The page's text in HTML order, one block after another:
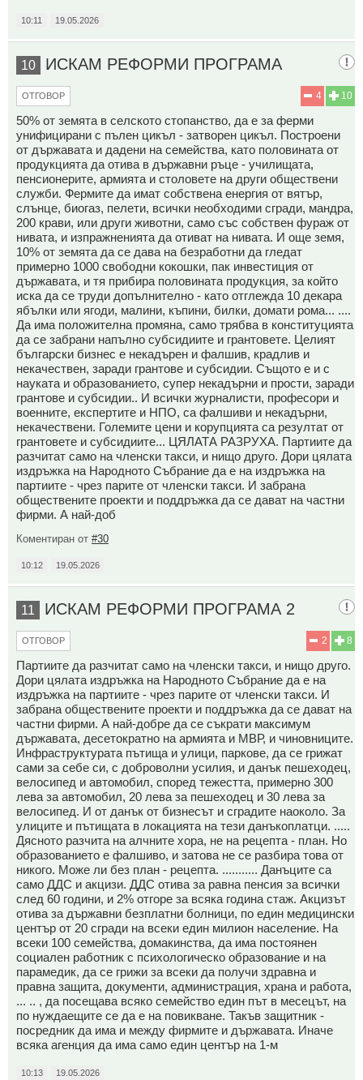
10:11 19.05.2026
10 ИСКАМ РЕФОРМИ ПРОГРАМА
10
4
ОТГОВОР
50% от земята в селското стопанство, да е за ферми
унифицирани с пълен цикъл - затворен цикъл. Построени
от държавата и дадени на семейства, като половината от
продукцията да отива в държавни ръце - училищата,
пенсионерите, армията и столовете на други обществени
служби. Фермите да имат собствена енергия от вятър,
слънце, биогаз, пелети, всички необходими сгради, мандра,
200 крави, или други животни, само със собствен фураж от
нивата, и изпражненията да отиват на нивата. И още земя,
10% от земята да се дава на безработни да гледат
примерно 1000 свободни кокошки, пак инвестиция от
държавата, и тя прибира половината продукция, за който
иска да се труди допълнително - като отглежда 10 декара
ябълки или ягоди, малини, къпини, билки, домати рома... ....
Да има положителна промяна, само трябва в конституцията
да се забрани напълно субсидиите и грантовете. Целият
български бизнес е некадърен и фалшив, крадлив и
некачествен, заради грантове и субсидии. Същото е и с
науката и образованието, супер некадърни и прости, заради
грантове и субсидии.. И всички журналисти, професори и
военните, експертите и НПО, са фалшиви и некадърни,
некачествени. Големите цени и корупцията са резултат от
грантовете и субсидиите... ЦЯЛАТА РАЗРУХА. Партиите да
разчитат само на членски такси, и нищо друго. Дори цялата
издръжка на Народното Събрание да е на издръжка на
партиите - чрез парите от членски такси. И забрана
обществените проекти и поддръжка да се дават на частни
фирми. А най-доб
Коментиран от #30
10:12 19.05.2026
11 ИСКАМ РЕФОРМИ ПРОГРАМА 2
8
2
ОТГОВОР
Партиите да разчитат само на членски такси, и нищо друго.
Дори цялата издръжка на Народното Събрание да е на
издръжка на партиите - чрез парите от членски такси. И
забрана обществените проекти и поддръжка да се дават на
частни фирми. А най-добре да се съкрати максимум
държавата, десетократно на армията и МВР, и чиновниците.
Инфраструктурата пътища и улици, паркове, да се грижат
сами за себе си, с доброволни усилия, и данък пешеходец,
велосипед и автомобил, според тежестта, примерно 300
лева за автомобил, 20 лева за пешеходец и 30 лева за
велосипед. И от данък от бизнесът и сградите наоколо. За
улиците и пътищата в локацията на тези данъкоплатци. .....
Дясното разчита на алчните хора, не на рецепта - план. Но
образованието е фалшиво, и затова не се разбира това от
никого. Може ли без план - рецепта. ........... Данъците са
само ДДС и акцизи. ДДС отива за равна пенсия за всички
след 60 години, и 2% отгоре за всяка година стаж. Акцизът
отива за държавни безплатни болници, по един медицински
център от 20 сгради на всеки един милион население. На
всеки 100 семейства, домакинства, да има постоянен
социален работник с психологическо образование и на
парамедик, да се грижи за всеки да получи здравна и
правна защита, документи, администрация, храна и работа,
... .. , да посещава всяко семейство един път в месецът, на
по нуждаещите се да е на повикване. Такъв защитник -
посредник да има и между фирмите и държавата. Иначе
всяка агенция да има само един център на 1-м
10:13 19.05.2026